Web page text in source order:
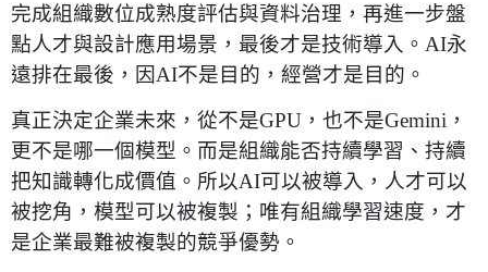
完成組織數位成熟度評估與資料治理，再進一步盤
點人才與設計應用場景，最後才是技術導入。AI永
遠排在最後，因AI不是目的，經營才是目的。
真正決定企業未來，從不是GPU，也不是Gemini，
更不是哪一個模型。而是組織能否持續學習、持續
把知識轉化成價值。所以AI可以被導入，人才可以
被挖角，模型可以被複製；唯有組織學習速度，才
是企業最難被複製的競爭優勢。